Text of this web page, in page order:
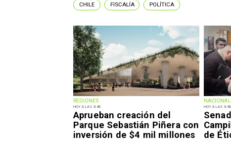
REGIONES
HOY A LAS 9:49
Aprueban creación del
Parque Sebastián Piñera con
inversión de $4 mil millones
NACIONAL
HOY A LAS 9:49
de
CHILE FISCALÍA POLÍTICA